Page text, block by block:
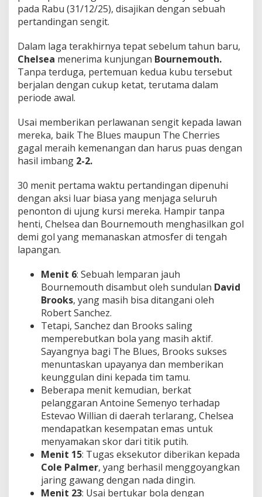
G
o
l
pada Rabu (31/12/25), disajikan dengan sebuah
pertandingan sengit.
Dalam laga terakhirnya tepat sebelum tahun baru,
Chelsea menerima kunjungan Bournemouth.
Tanpa terduga, pertemuan kedua kubu tersebut
berjalan dengan cukup ketat, terutama dalam
periode awal.
Usai memberikan perlawanan sengit kepada lawan
mereka, baik The Blues maupun The Cherries
gagal meraih kemenangan dan harus puas dengan
hasil imbang 2-2.
30 menit pertama waktu pertandingan dipenuhi
dengan aksi luar biasa yang menjaga seluruh
penonton di ujung kursi mereka. Hampir tanpa
henti, Chelsea dan Bournemouth menghasilkan gol
demi gol yang memanaskan atmosfer di tengah
lapangan.
Menit 6: Sebuah lemparan jauh
Bournemouth disambut oleh sundulan David
Brooks, yang masih bisa ditangani oleh
Robert Sanchez.
Tetapi, Sanchez dan Brooks saling
memperebutkan bola yang masih aktif.
Sayangnya bagi The Blues, Brooks sukses
menuntaskan upayanya dan memberikan
keunggulan dini kepada tim tamu.
Beberapa menit kemudian, berkat
pelanggaran Antoine Semenyo terhadap
Estevao Willian di daerah terlarang, Chelsea
mendapatkan kesempatan emas untuk
menyamakan skor dari titik putih.
Menit 15: Tugas eksekutor diberikan kepada
Cole Palmer, yang berhasil menggoyangkan
jaring gawang dengan nada dingin.
Menit 23: Usai bertukar bola dengan